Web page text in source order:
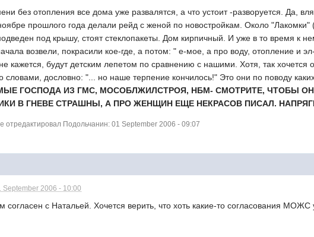
без отопления все дома уже развалятся, а что устоит -разворуется. Да,
прошлого года делали рейд с женой по новостройкам. Около
под крышу, стоят стеклопакеты. Дом кирпичный. И уже в то время к
возвели, покрасили кое-где, а потом: " е-мое, а про воду, отопление
кажется, будут детским лепетом по сравнению с нашими. Хотя, так хочется
словами, дословно: "... но наше терпение кончилось!" Это они по поводу
ГОСПОДА ИЗ ГМС, МОСОБЛЖИЛСТРОЯ, НБМ- СМОТРИТЕ, ЧТОБЫ
В ГНЕВЕ СТРАШНЫ, А ПРО ЖЕНЩИН ЕЩЕ НЕКРАСОВ ПИСАЛ.
отредактировал Подольчанин: 01 September 2006 - 09:07
September 2006 - 10:00
согласен с Натальей. Хочется верить, что хоть какие-то согласования МОЖС